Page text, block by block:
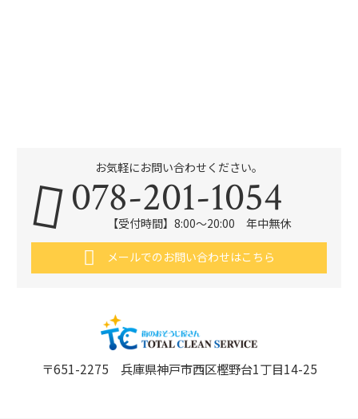
お気軽にお問い合わせください。
078-201-1054
【受付時間】8:00～20:00 年中無休
メールでのお問い合わせはこちら
〒651-2275 兵庫県神戸市西区樫野台1丁目14-25